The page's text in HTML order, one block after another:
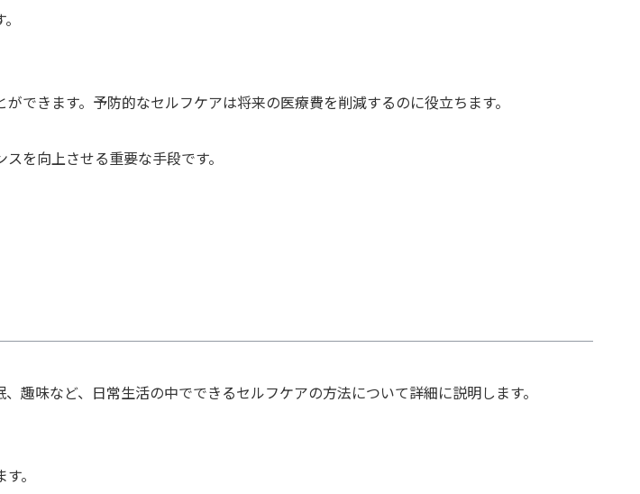
できます。予防的なセルフケアは将来の医療費を削減するのに役立ちます。
を向上させる重要な手段です。
趣味など、日常生活の中でできるセルフケアの方法について詳細に説明します。
。